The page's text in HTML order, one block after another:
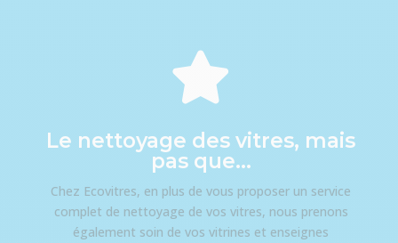

Le nettoyage des vitres, mais
pas que…
Chez Ecovitres, en plus de vous proposer un service
complet de nettoyage de vos vitres, nous prenons
également soin de vos vitrines et enseignes